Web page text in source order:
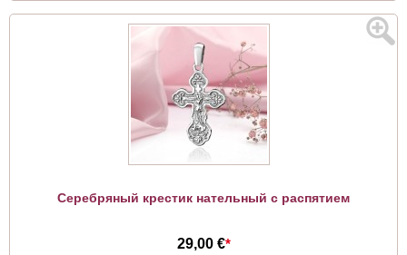
Серебряный крестик нательный с распятием
29,00 €*